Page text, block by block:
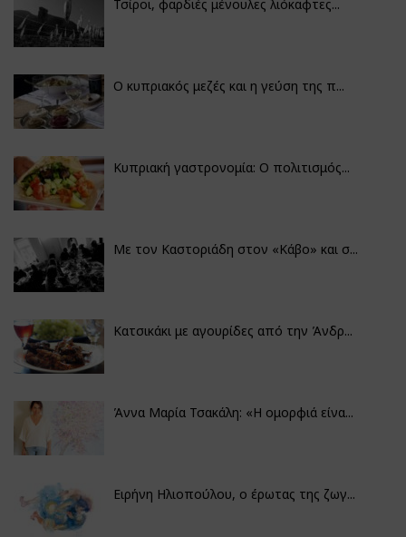
Τσίροι, φαρδιές μένουλες λιόκαφτες...
Ο κυπριακός μεζές και η γεύση της π...
Κυπριακή γαστρονομία: Ο πολιτισμός...
Με τον Καστοριάδη στον «Κάβο» και σ...
Κατσικάκι με αγουρίδες από την Άνδρ...
Άννα Μαρία Τσακάλη: «Η ομορφιά είνα...
Ειρήνη Ηλιοπούλου, ο έρωτας της ζωγ...